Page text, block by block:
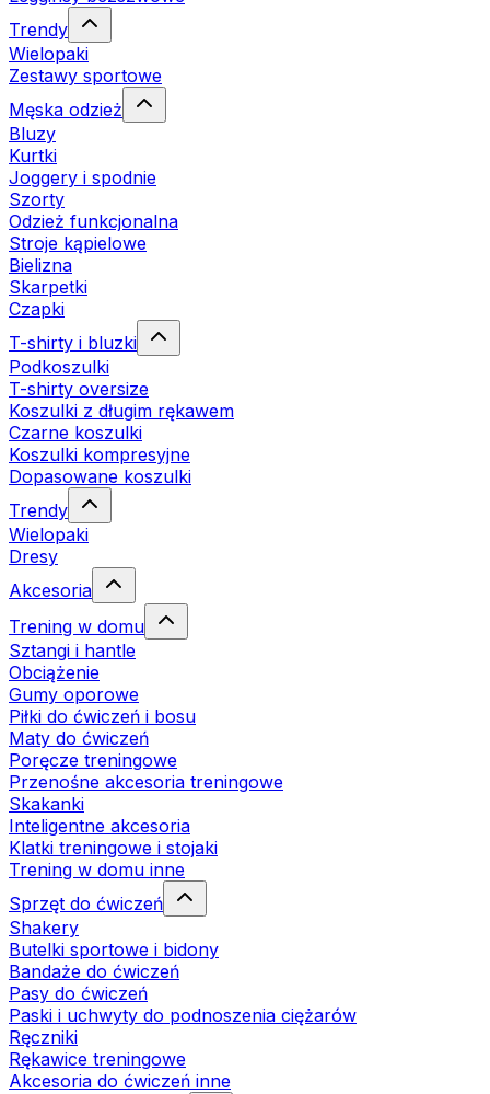
Trendy
Wielopaki
Zestawy sportowe
Męska odzież
Bluzy
Kurtki
Joggery i spodnie
Szorty
Odzież funkcjonalna
Stroje kąpielowe
Bielizna
Skarpetki
Czapki
T-shirty i bluzki
Podkoszulki
T-shirty oversize
Koszulki z długim rękawem
Czarne koszulki
Koszulki kompresyjne
Dopasowane koszulki
Trendy
Wielopaki
Dresy
Akcesoria
Trening w domu
Sztangi i hantle
Obciążenie
Gumy oporowe
Piłki do ćwiczeń i bosu
Maty do ćwiczeń
Poręcze treningowe
Przenośne akcesoria treningowe
Skakanki
Inteligentne akcesoria
Klatki treningowe i stojaki
Trening w domu inne
Sprzęt do ćwiczeń
Shakery
Butelki sportowe i bidony
Bandaże do ćwiczeń
Pasy do ćwiczeń
Paski i uchwyty do podnoszenia ciężarów
Ręczniki
Rękawice treningowe
Akcesoria do ćwiczeń inne